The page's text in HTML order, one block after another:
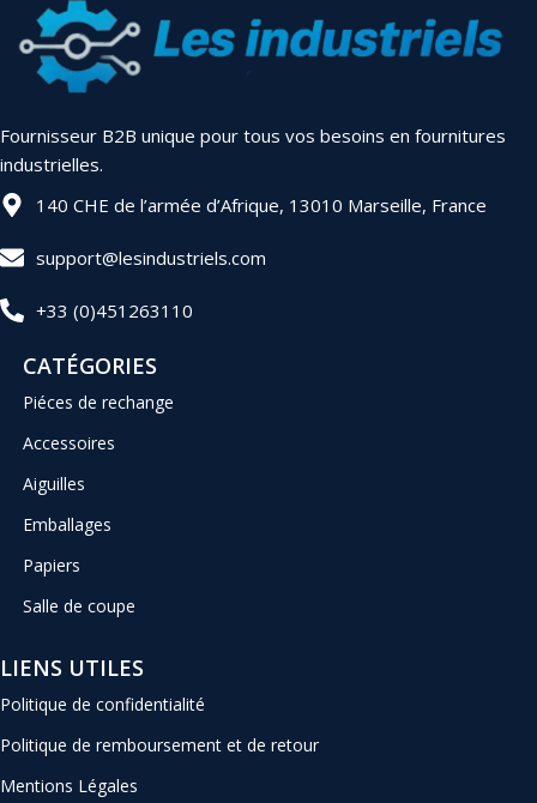
Fournisseur B2B unique pour tous vos besoins en fournitures
industrielles.
140 CHE de l’armée d’Afrique, 13010 Marseille, France
support@lesindustriels.com
+33 (0)451263110
CATÉGORIES
Piéces de rechange
Accessoires
Aiguilles
Emballages
Papiers
Salle de coupe
LIENS UTILES
Politique de confidentialité
Politique de remboursement et de retour
Mentions Légales